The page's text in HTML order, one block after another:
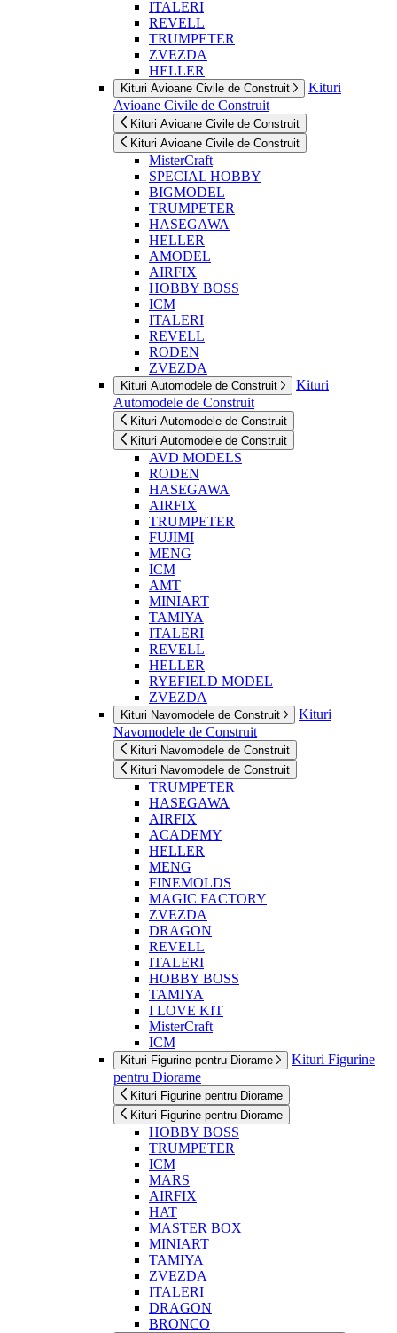
ITALERI
REVELL
TRUMPETER
ZVEZDA
HELLER
Kituri Avioane Civile de Construit
Kituri
Avioane Civile de Construit
Kituri Avioane Civile de Construit
Kituri Avioane Civile de Construit
MisterCraft
SPECIAL HOBBY
BIGMODEL
TRUMPETER
HASEGAWA
HELLER
AMODEL
AIRFIX
HOBBY BOSS
ICM
ITALERI
REVELL
RODEN
ZVEZDA
Kituri Automodele de Construit
Kituri
Automodele de Construit
Kituri Automodele de Construit
Kituri Automodele de Construit
AVD MODELS
RODEN
HASEGAWA
AIRFIX
TRUMPETER
FUJIMI
MENG
ICM
AMT
MINIART
TAMIYA
ITALERI
REVELL
HELLER
RYEFIELD MODEL
ZVEZDA
Kituri Navomodele de Construit
Kituri
Navomodele de Construit
Kituri Navomodele de Construit
Kituri Navomodele de Construit
TRUMPETER
HASEGAWA
AIRFIX
ACADEMY
HELLER
MENG
FINEMOLDS
MAGIC FACTORY
ZVEZDA
DRAGON
REVELL
ITALERI
HOBBY BOSS
TAMIYA
I LOVE KIT
MisterCraft
ICM
Kituri Figurine pentru Diorame
Kituri Figurine
pentru Diorame
Kituri Figurine pentru Diorame
Kituri Figurine pentru Diorame
HOBBY BOSS
TRUMPETER
ICM
MARS
AIRFIX
HAT
MASTER BOX
MINIART
TAMIYA
ZVEZDA
ITALERI
DRAGON
BRONCO